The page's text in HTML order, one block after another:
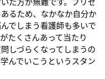
るため、なかなか自分か
でしまう看護師も多いで
たくさんあって当たり
しづらくなってしまうの
んでいこうというスタン